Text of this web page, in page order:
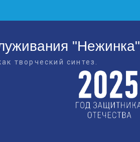
"Нежинка"
творческий синтез.